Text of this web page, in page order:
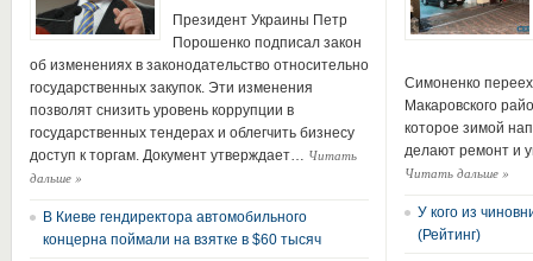
Президент Украины Петр
Порошенко подписал закон
об изменениях в законодательство относительно
государственных закупок. Эти изменения
позволят снизить уровень коррупции в
государственных тендерах и облегчить бизнесу
доступ к торгам. Документ утверждает… Читать
дальше »
В Киеве гендиректора автомобильного
концерна поймали на взятке в $60 тысяч
Симоненко
Макаровского
которое зимой
делают ремонт и
Читать дальше »
У кого из
(Рейтинг)